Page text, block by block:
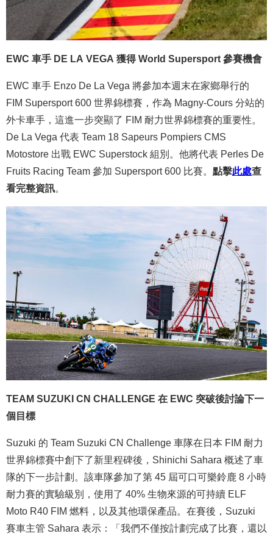
EWC 車手 DE LA VEGA 獲得 World Supersport 參賽機會
EWC 車手 Enzo De La Vega 將參加本週末在家鄉舉行的
FIM Supersport 600 世界錦標賽，作為 Magny-Cours 分站的
外卡車手，這進一步突顯了 FIM 耐力世界錦標賽的重要性。
De La Vega 代表 Team 18 Sapeurs Pompiers CMS
Motostore 出戰 EWC Superstock 組別。他將代表 Perles De
Fruits Racing Team 參加 Supersport 600 比賽。 點擊此處查
看完整資訊
TEAM SUZUKI CN CHALLENGE 在 EWC 突破後討論下一
個目標
Suzuki 的 Team Suzuki CN Challenge 車隊在日本 FIM 耐力
世界錦標賽中創下了新里程碑後，Shinichi Sahara 概述了車
隊的下一步計劃。該車隊參加了第 45 屆可口可樂鈴鹿 8 小時
耐力賽的實驗級別，使用了 40% 生物來源的可持續 ELF
Moto R40 FIM 燃料，以及其他環保產品。在賽後，Suzuki
賽車主管 Sahara 表示：「我們不僅按計劃完成了比賽，還以